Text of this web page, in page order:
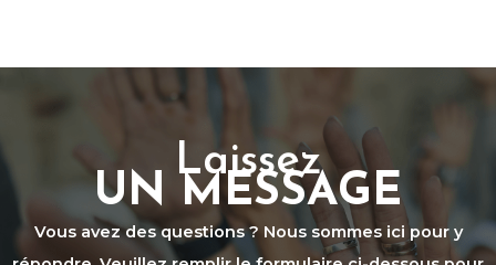
Laissez
UN MESSAGE
Vous avez des questions ? Nous sommes ici pour y